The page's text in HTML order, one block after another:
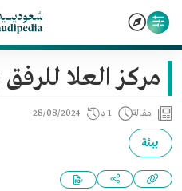
مركز العلا للرفق
مقالة 1 د 28/08/2024
بيئة